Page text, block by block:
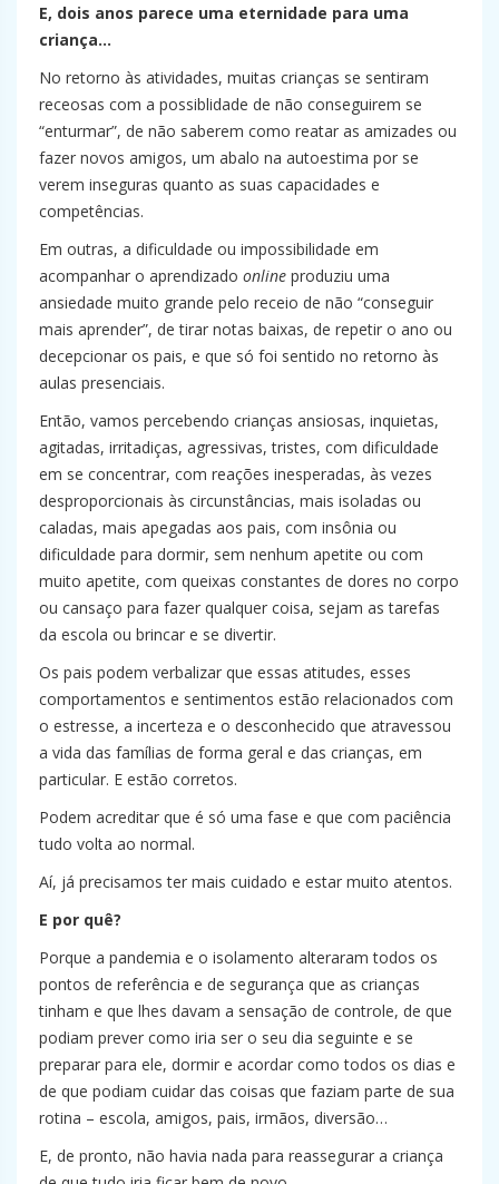
E, dois anos parece uma eternidade para uma
criança…
No retorno às atividades, muitas crianças se sentiram
receosas com a possiblidade de não conseguirem se
“enturmar”, de não saberem como reatar as amizades ou
fazer novos amigos, um abalo na autoestima por se
verem inseguras quanto as suas capacidades e
competências.
Em outras, a dificuldade ou impossibilidade em
acompanhar o aprendizado online produziu uma
ansiedade muito grande pelo receio de não “conseguir
mais aprender”, de tirar notas baixas, de repetir o ano ou
decepcionar os pais, e que só foi sentido no retorno às
aulas presenciais.
Então, vamos percebendo crianças ansiosas, inquietas,
agitadas, irritadiças, agressivas, tristes, com dificuldade
em se concentrar, com reações inesperadas, às vezes
desproporcionais às circunstâncias, mais isoladas ou
caladas, mais apegadas aos pais, com insônia ou
dificuldade para dormir, sem nenhum apetite ou com
muito apetite, com queixas constantes de dores no corpo
ou cansaço para fazer qualquer coisa, sejam as tarefas
da escola ou brincar e se divertir.
Os pais podem verbalizar que essas atitudes, esses
comportamentos e sentimentos estão relacionados com
o estresse, a incerteza e o desconhecido que atravessou
a vida das famílias de forma geral e das crianças, em
particular. E estão corretos.
Podem acreditar que é só uma fase e que com paciência
tudo volta ao normal.
Aí, já precisamos ter mais cuidado e estar muito atentos.
E por quê?
Porque a pandemia e o isolamento alteraram todos os
pontos de referência e de segurança que as crianças
tinham e que lhes davam a sensação de controle, de que
podiam prever como iria ser o seu dia seguinte e se
preparar para ele, dormir e acordar como todos os dias e
de que podiam cuidar das coisas que faziam parte de sua
rotina – escola, amigos, pais, irmãos, diversão…
E, de pronto, não havia nada para reassegurar a criança